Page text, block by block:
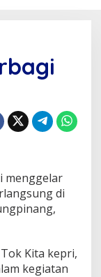
menggelar
di
Kita kepri,
kegiatan